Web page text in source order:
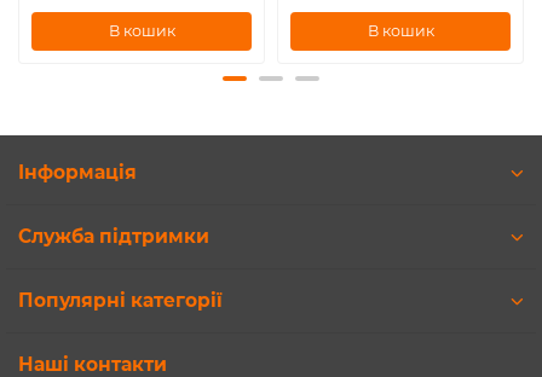
В кошик В кошик
Інформація
Служба підтримки
Популярні категорії
Наші контакти